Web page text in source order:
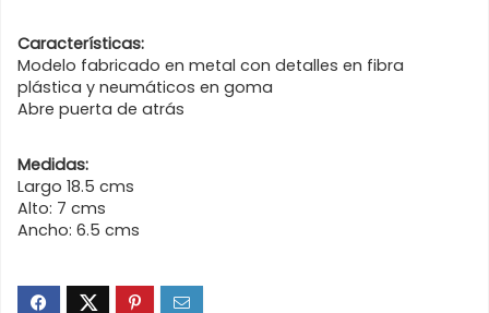
Características:
Modelo fabricado en metal con detalles en fibra
plástica y neumáticos en goma
Abre puerta de atrás
Medidas:
Largo 18.5 cms
Alto: 7 cms
Ancho: 6.5 cms